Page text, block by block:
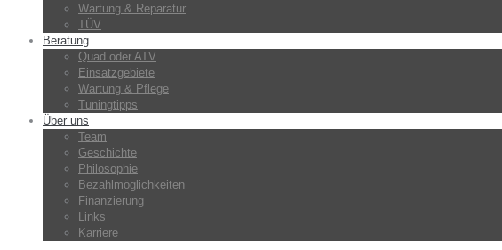
Wartung & Reparatur
TÜV
Beratung
Quad oder ATV
Einsatzgebiete
Wartung & Pflege
Tuningtipps
Über uns
Team
Geschichte
Philosophie
Bezahlmöglichkeiten
Finanzierung
Links
Karriere